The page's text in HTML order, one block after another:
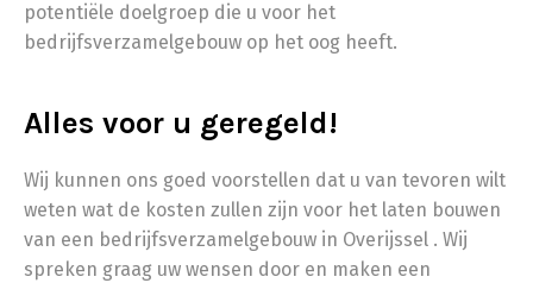
potentiële doelgroep die u voor het
bedrijfsverzamelgebouw op het oog heeft.
Alles voor u geregeld!
Wij kunnen ons goed voorstellen dat u van tevoren wilt
weten wat de kosten zullen zijn voor het laten bouwen
van een bedrijfsverzamelgebouw in Overijssel . Wij
spreken graag uw wensen door en maken een